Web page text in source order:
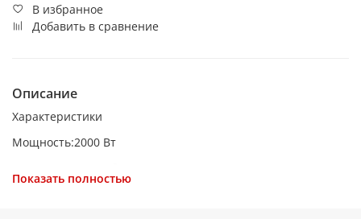
В избранное
Добавить в сравнение
Описание
Характеристики
Мощность:2000 Вт
Показать полностью